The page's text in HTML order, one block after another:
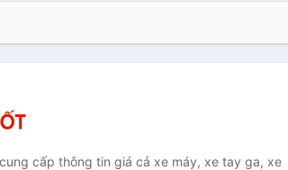
cấp thông tin giá cả xe máy, xe tay ga, xe